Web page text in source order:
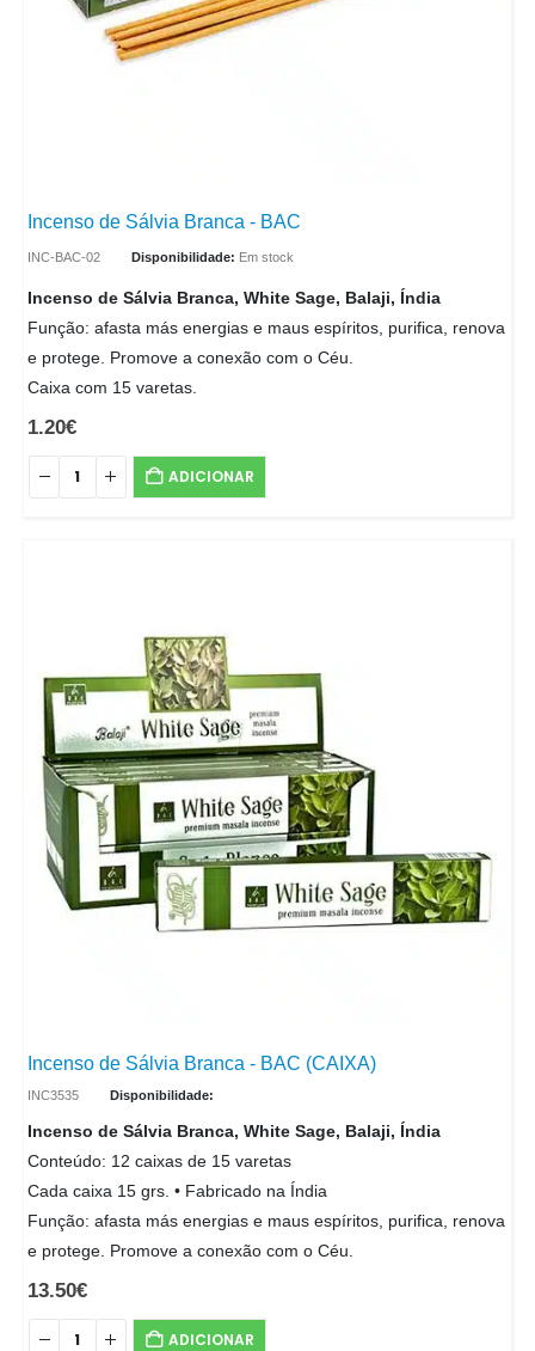
Incenso de Sálvia Branca - BAC
INC-BAC-02 Disponibilidade: Em stock
Incenso de Sálvia Branca, White Sage, Balaji, Índia
Função: afasta más energias e maus espíritos, purifica, renova
e protege. Promove a conexão com o Céu.
Caixa com 15 varetas.
1.20€
ADICIONAR
Incenso de Sálvia Branca - BAC (CAIXA)
INC3535 Disponibilidade:
Incenso de Sálvia Branca, White Sage, Balaji, Índia
Conteúdo: 12 caixas de 15 varetas
Cada caixa 15 grs. • Fabricado na Índia
Função: afasta más energias e maus espíritos, purifica, renova
e protege. Promove a conexão com o Céu.
13.50€
ADICIONAR